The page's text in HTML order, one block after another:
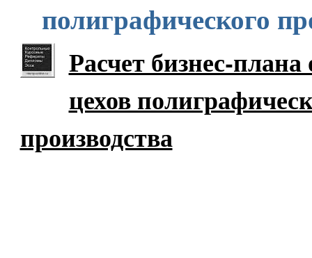
полиграфического
Расчет бизнес-плана
цехов
производства